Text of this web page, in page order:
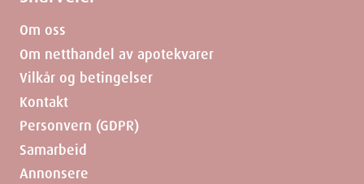
Om oss
Om netthandel av apotekvarer
Vilkår og betingelser
Kontakt
Personvern (GDPR)
Samarbeid
Annonsere